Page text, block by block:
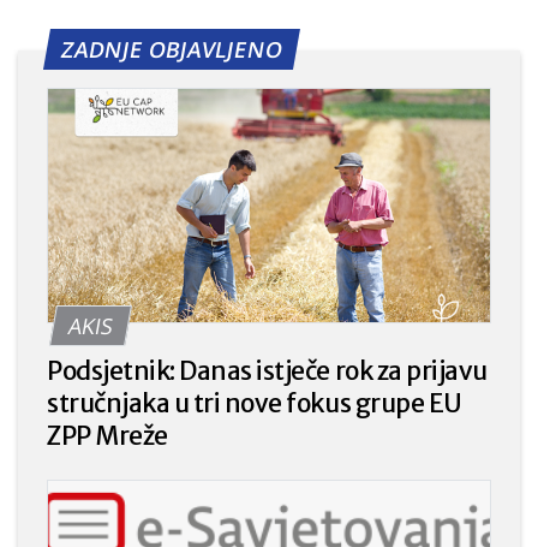
ZADNJE OBJAVLJENO
AKIS
Podsjetnik: Danas istječe rok za prijavu
stručnjaka u tri nove fokus grupe EU
ZPP Mreže